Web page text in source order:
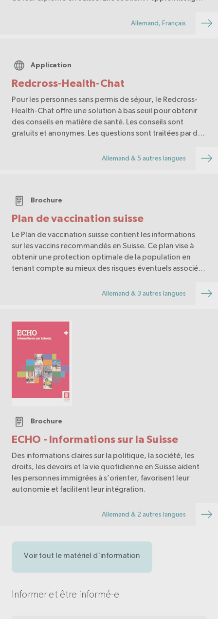
Allemand, Français
Redcross-Health-Chat
Application
Pour les personnes sans permis de séjour, le Redcross-
Health-Chat offre une solution à bas seuil pour obtenir
des conseils en matière de santé. Les conseils sont
gratuits et anonymes. Les questions sont traitées par des
Allemand & 5 autres langues
Plan de vaccination suisse
Brochure
Le Plan de vaccination suisse contient les informations
sur les vaccins recommandés en Suisse. Ce plan vise à
obtenir une protection optimale de la population en
tenant compte au mieux des risques éventuels associés
Allemand & 3 autres langues
ECHO - Informations sur la Suisse
Brochure
Des informations claires sur la politique, la société, les
droits, les devoirs et la vie quotidienne en Suisse aident
les personnes immigrées à s’orienter, favorisent leur
autonomie et facilitent leur intégration.
Allemand & 2 autres langues
Voir tout le matériel d'information
Informer et être informé-e